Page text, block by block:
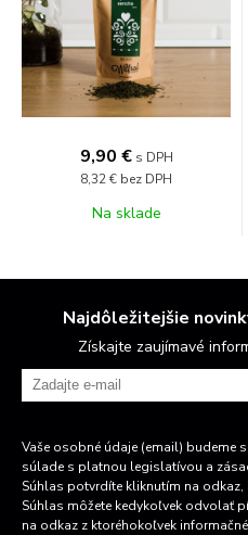
9,90 € s DPH
8,32 € bez DPH
Na sklade
Najdôležitejšie
Získajte zaujímavé
Vaše osobné údaje (email) budeme
súlade s platnou legislatívou a
Súhlas potvrdíte kliknutím na
Súhlas môžete kedykoľvek odvolať
na odkaz z ktoréhokoľvek